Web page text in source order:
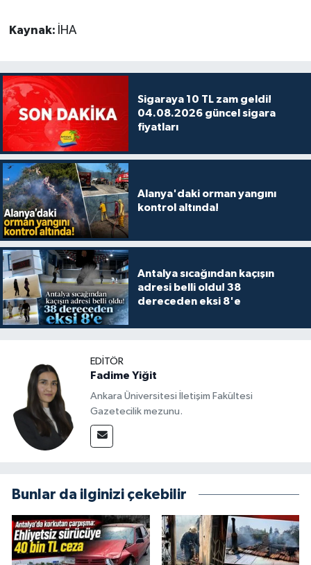
Kaynak: İHA
Sigaraya 10 TL zam geldi!
04.08.2026 güncel sigara
fiyatları
Alanya'daki orman yangını
kontrol altında!
Antalya sıcağından kaçışın
adresi belli oldu! 38
dereceden eksi 8'e
EDITÖR
Fadime Yiğit
Ankara Üniversitesi İletişim Fakültesi
Gazetecilik mezunu.
Bunlar da ilginizi çekebilir